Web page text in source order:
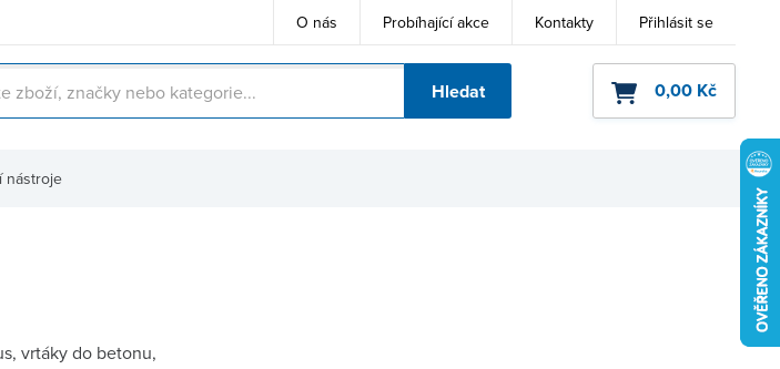
O nás Probíhající akce Kontakty Přihlásit se
Hledat 0,00 Kč
nástroje
vrtáky do betonu,